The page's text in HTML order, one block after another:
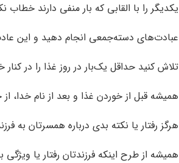
یکدیگر را با القابی که بار منفی دارند خطاب
عبادت‌های دسته‌جمعی انجام دهید و این
تلاش کنید حداقل یک‌بار در روز غذا را در
همیشه قبل از خوردن غذا و بعد از نام خدا،
هرگز رفتار یا نکته بدی درباره همسرتان به
همیشه از طرح اینکه فرزندتان رفتار یا